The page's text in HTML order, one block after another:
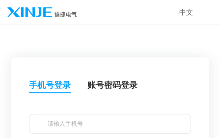
中文
手机号登录 账号密码登录